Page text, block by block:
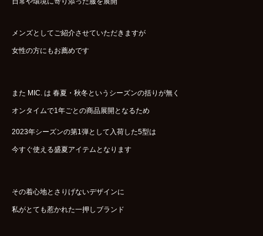
メンズとしてご紹介させていただきますが
女性の方にもお薦めです
また MIC. は 春夏・秋冬というシーズンの括りが無く
オンタイムで1年ごとの商品展開となるため
2023年シーズンの第1弾として入荷した5型は
今すぐ使える盛夏アイテムとなります
その着心地とさりげないデザインに
私がとても惹かれた一押しブランド